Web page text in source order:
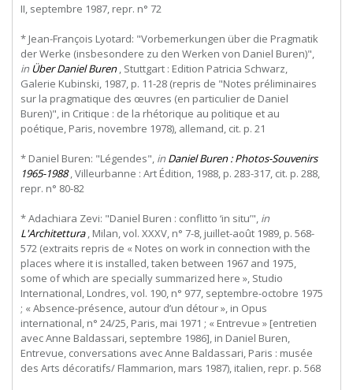
II, septembre 1987, repr. n° 72
* Jean-François Lyotard: "Vorbemerkungen über die Pragmatik
der Werke (insbesondere zu den Werken von Daniel Buren)",
in Über Daniel Buren, Stuttgart : Edition Patricia Schwarz,
Galerie Kubinski, 1987, p. 11-28 (repris de "Notes préliminaires
sur la pragmatique des œuvres (en particulier de Daniel
Buren)", in Critique : de la rhétorique au politique et au
poétique, Paris, novembre 1978), allemand, cit. p. 21
* Daniel Buren: "Légendes", in Daniel Buren : Photos-Souvenirs
1965-1988, Villeurbanne : Art Édition, 1988, p. 283-317, cit. p. 288,
repr. n° 80-82
* Adachiara Zevi: "Daniel Buren : conflitto ‘in situ’", in
L'Architettura, Milan, vol. XXXV, n° 7-8, juillet-août 1989, p. 568-
572 (extraits repris de « Notes on work in connection with the
places where it is installed, taken between 1967 and 1975,
some of which are specially summarized here », Studio
International, Londres, vol. 190, n° 977, septembre-octobre 1975
; « Absence-présence, autour d’un détour », in Opus
international, n° 24/25, Paris, mai 1971 ; « Entrevue » [entretien
avec Anne Baldassari, septembre 1986], in Daniel Buren,
Entrevue, conversations avec Anne Baldassari, Paris : musée
des Arts décoratifs/ Flammarion, mars 1987), italien, repr. p. 568